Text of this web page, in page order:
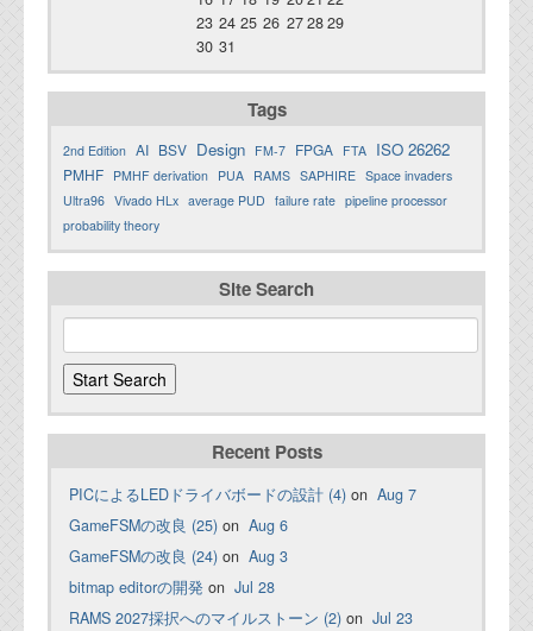
23 24 25 26 272829
30 31
Tags
2nd Edition AI BSV Design FM-7 FPGA FTA ISO 26262
PMHF PMHF derivation PUA RAMS SAPHIRE Space invaders
Ultra96 Vivado HLx average PUD failure rate pipeline processor
probability theory
Site Search
Recent Posts
PICによるLEDドライバボードの設計 (4) on Aug 7
GameFSMの改良 (25) on Aug 6
GameFSMの改良 (24) on Aug 3
bitmap editorの開発 on Jul 28
RAMS 2027採択へのマイルストーン (2) on Jul 23